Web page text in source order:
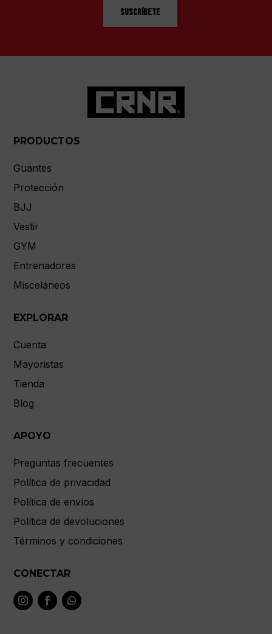
Suscríbete
PRODUCTOS
Guantes
Protección
BJJ
Vestir
GYM
Entrenadores
Misceláneos
EXPLORAR
Cuenta
Mayoristas
Tienda
Blog
APOYO
Preguntas frecuentes
Política de privacidad
Política de envíos
Política de devoluciones
Términos y condiciones
CONECTAR